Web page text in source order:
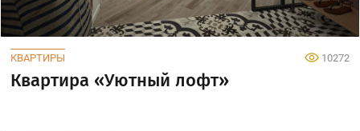
КВАРТИРЫ 10272
Квартира «Уютный лофт»